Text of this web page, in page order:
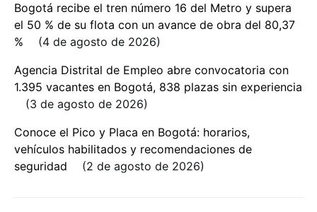
Bogotá recibe el tren número 16 del Metro y supera
el 50 % de su flota con un avance de obra del 80,37
%
4 de agosto de 2026
Agencia Distrital de Empleo abre convocatoria con
1.395 vacantes en Bogotá, 838 plazas sin experiencia
3 de agosto de 2026
Conoce el Pico y Placa en Bogotá: horarios,
vehículos habilitados y recomendaciones de
seguridad
2 de agosto de 2026